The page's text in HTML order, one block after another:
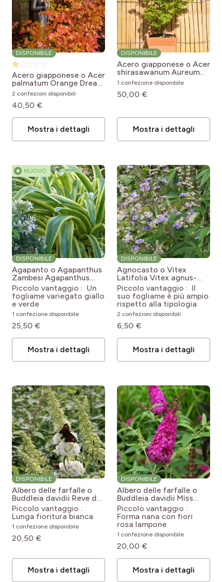
DISPONIBILE
Acero giapponese o Acer
palmatum Orange Dream
Acer palmatum Orange
Dream
2 confezioni disponibili
40,50 €
Mostra i dettagli
DISPONIBILE
Acero giapponese o Acer
shirasawanum Aureum
Acer shirasawanum
Aureum
1 confezione disponibile
50,00 €
Mostra i dettagli
★ NUOVO
DISPONIBILE
Agapanto o Agapanthus
Zambesi Agapanthus
praecox subsp. orientalis
'Kek5006' ZAMBEZI
Piccolo vantaggio : Un
fogliame variegato giallo
e verde
1 confezione disponibile
25,50 €
Mostra i dettagli
DISPONIBILE
Agnocasto o Vitex
Latifolia Vitex agnus-
castus Latifolia
Piccolo vantaggio : Il
suo fogliame è più ampio
rispetto alla tipologia
2 confezioni disponibili
6,50 €
Mostra i dettagli
DISPONIBILE
Albero delle farfalle o
Buddleia davidii Reve de
Papillon White Buddleja x
davidii Rêve de Papillon®
Blanc 'Minpap2'
Piccolo vantaggio :
Lunga fioritura bianca
1 confezione disponibile
20,50 €
Mostra i dettagli
DISPONIBILE
Albero delle farfalle o
Buddleia davidii Miss
Ruby Buddleja Miss Ruby
Piccolo vantaggio :
Forma nana con fiori
rosa lampone
1 confezione disponibile
20,00 €
Mostra i dettagli